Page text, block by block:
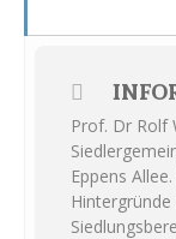
Prof. Dr Rolf
Eppens